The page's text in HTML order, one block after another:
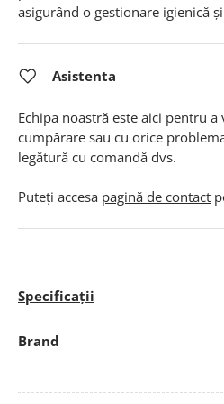
asigurând o gestionare igienică
Asistenta
Echipa noastră este aici pentru
cumpărare sau cu orice
legătură cu comandă dvs.
Puteți accesa pagină de contact
Specificații
Brand